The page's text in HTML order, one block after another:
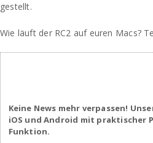
gestellt.
Wie läuft der RC2 auf euren Macs?
Keine News mehr verpassen!
iOS und Android mit praktischer
Funktion.